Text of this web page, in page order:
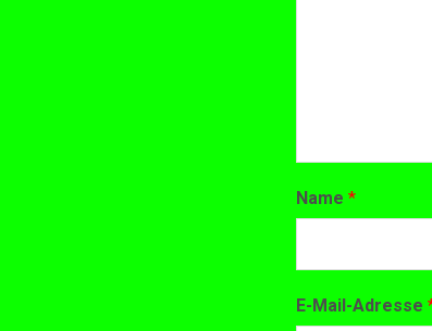
Name *
E-Mail-Adresse